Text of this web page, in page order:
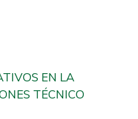
EN LA
TÉCNICO